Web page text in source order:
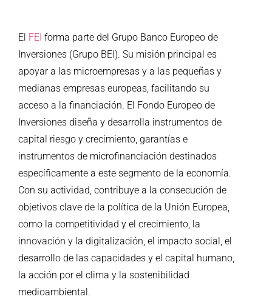
El FEI forma parte del Grupo Banco Europeo de
Inversiones (Grupo BEI). Su misión principal es
apoyar a las microempresas y a las pequeñas y
medianas empresas europeas, facilitando su
acceso a la financiación. El Fondo Europeo de
Inversiones diseña y desarrolla instrumentos de
capital riesgo y crecimiento, garantías e
instrumentos de microfinanciación destinados
específicamente a este segmento de la economía.
Con su actividad, contribuye a la consecución de
objetivos clave de la política de la Unión Europea,
como la competitividad y el crecimiento, la
innovación y la digitalización, el impacto social, el
desarrollo de las capacidades y el capital humano,
la acción por el clima y la sostenibilidad
medioambiental.